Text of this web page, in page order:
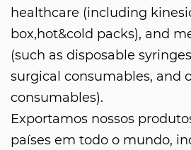
healthcare (including
box,hot&cold packs), and
(such as disposable
surgical consumables, and
consumables).
Exportamos nossos
países em todo o mundo,